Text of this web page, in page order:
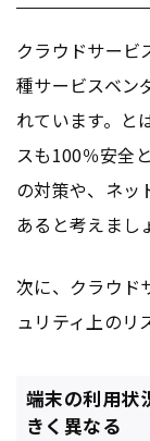
クラウドサービ
種サービスベン
れています。と
スも100％安全
の対策や、ネッ
あると考えまし
次に、クラウド
ュリティ上のリ
端末の利用状
きく異なる